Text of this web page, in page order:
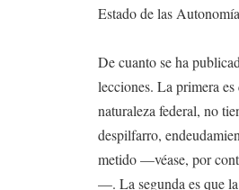
Estado de las
De cuanto se ha
lecciones. La primera
naturaleza federal, no
despilfarro,
metido —véase, por
—. La segunda es que